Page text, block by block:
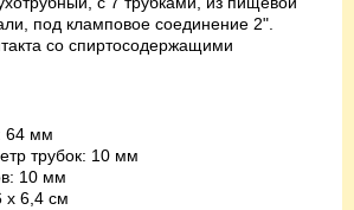
под кламповое соединение 2".
со спиртосодержащими
64 мм
трубок: 10 мм
10 мм
х 6,4 см